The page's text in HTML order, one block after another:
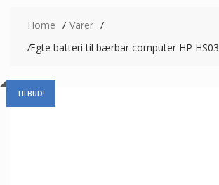
Home
Varer
Ægte batteri til bærbar computer HP HS03
TILBUD!